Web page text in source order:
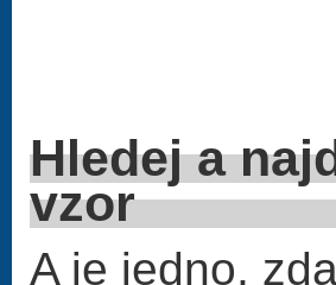
Hledej a
A je jedno,